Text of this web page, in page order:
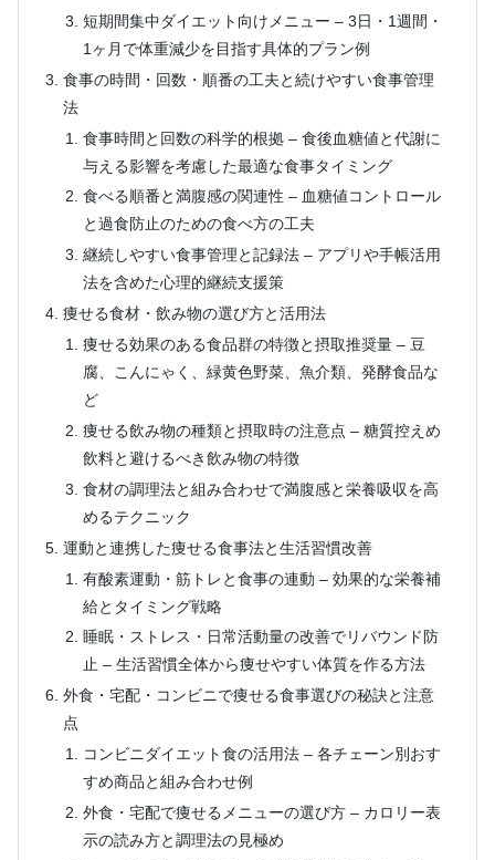
短期間集中ダイエット向けメニュー – 3日・1週間・
1ヶ月で体重減少を目指す具体的プラン例
食事の時間・回数・順番の工夫と続けやすい食事管理
法
食事時間と回数の科学的根拠 – 食後血糖値と代謝に
与える影響を考慮した最適な食事タイミング
食べる順番と満腹感の関連性 – 血糖値コントロール
と過食防止のための食べ方の工夫
継続しやすい食事管理と記録法 – アプリや手帳活用
法を含めた心理的継続支援策
痩せる食材・飲み物の選び方と活用法
痩せる効果のある食品群の特徴と摂取推奨量 – 豆
腐、こんにゃく、緑黄色野菜、魚介類、発酵食品な
ど
痩せる飲み物の種類と摂取時の注意点 – 糖質控えめ
飲料と避けるべき飲み物の特徴
食材の調理法と組み合わせで満腹感と栄養吸収を高
めるテクニック
運動と連携した痩せる食事法と生活習慣改善
有酸素運動・筋トレと食事の連動 – 効果的な栄養補
給とタイミング戦略
睡眠・ストレス・日常活動量の改善でリバウンド防
止 – 生活習慣全体から痩せやすい体質を作る方法
外食・宅配・コンビニで痩せる食事選びの秘訣と注意
点
コンビニダイエット食の活用法 – 各チェーン別おす
すめ商品と組み合わせ例
外食・宅配で痩せるメニューの選び方 – カロリー表
示の読み方と調理法の見極め